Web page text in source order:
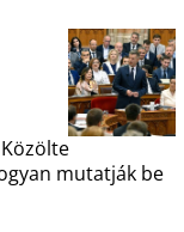
mutatják be